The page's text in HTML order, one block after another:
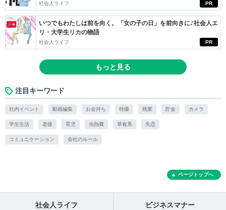
PR
社会人ライフ
PR
いつでもわたしは前を向く。「女の子の日」を前向きに♪社会人エ
リ・大学生リカの物語
社会人ライフ
もっと見る
注目キーワード
社内イベント 動画編集 お金持ち 特撮 残業 貯金 カメラ
学生生活 老後 育児 光熱費 草食系 失恋
コミュニケーション 会社のルール
ページトップへ
社会人ライフ ビジネスマナー